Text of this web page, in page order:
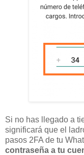
Si no has llegado a
significará que el
pasos 2FA de tu
contraseña a tu